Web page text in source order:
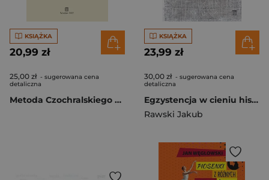
KSIĄŻKA
20,99 zł
25,00 zł - sugerowana cena
detaliczna
Metoda Czochralskiego czyli jak Polak przyspieszył rozwój cywilizacji
KSIĄŻKA
23,99 zł
30,00 zł - sugerowana cena
detaliczna
Egzystencja w cieniu historii. Proza Zbigniewa Kruszyńskiego
Rawski Jakub